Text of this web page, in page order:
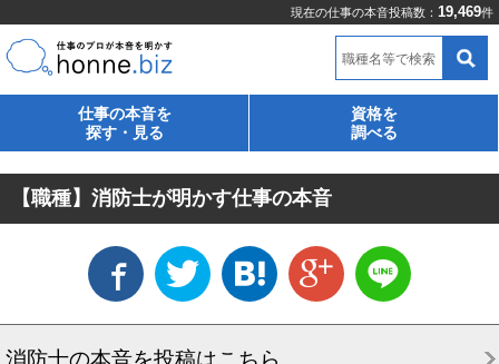
現在の仕事の本音投稿数： 19,469件
職種名等で検索
仕事の本音を
探す・見る
資格を
調べる
【職種】消防士が明かす仕事の本音
消防士の本音を投稿はこちら